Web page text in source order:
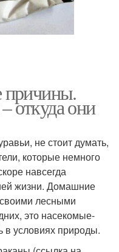
причины.
откуда они
не стоит думать,
которые немного
навсегда
жизни. Домашние
лесными
это насекомые-
в условиях природы.